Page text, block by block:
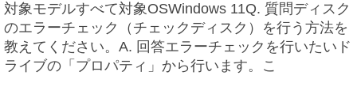
対象モデルすべて対象OSWindows 11Q. 質問ディスク
のエラーチェック（チェックディスク）を行う方法を
教えてください。A. 回答エラーチェックを行いたいド
ライブの「プロパティ」から行います。こ